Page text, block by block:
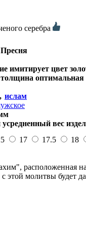
серебра
имитирует цвет
, ислам
усредненный вес
17 17.5 18
расположенная
этой молитвы будет